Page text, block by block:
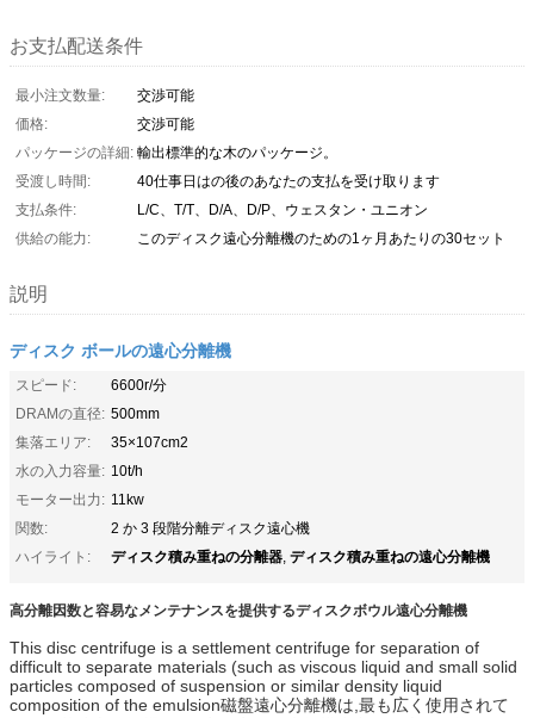
お支払配送条件
最小注文数量:
交渉可能
価格:
交渉可能
パッケージの詳細: 輸出標準的な木のパッケージ。
受渡し時間:
40仕事日はの後のあなたの支払を受け取ります
支払条件:
L/C、T/T、D/A、D/P、ウェスタン・ユニオン
供給の能力:
このディスク遠心分離機のための1ヶ月あたりの30セット
説明
ディスク ボールの遠心分離機
スピード:
6600r/分
DRAMの直径: 500mm
集落エリア:
35×107cm2
水の入力容量: 10t/h
モーター出力: 11kw
関数:
2 か 3 段階分離ディスク遠心機
ハイライト:
ディスク積み重ねの分離器, ディスク積み重ねの遠心分離機
高分離因数と容易なメンテナンスを提供するディスクボウル遠心分離機
This disc centrifuge is a settlement centrifuge for separation of
difficult to separate materials (such as viscous liquid and small solid
particles composed of suspension or similar density liquid
composition of the emulsion磁盤遠心分離機は,最も広く使用されて